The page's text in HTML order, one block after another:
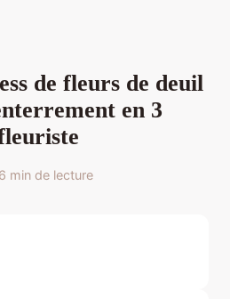
de fleurs de deuil
en 3
6 min de lecture